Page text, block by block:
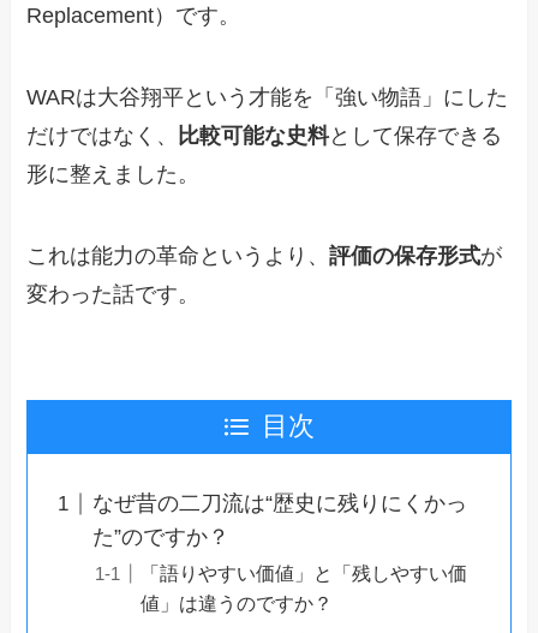
Replacement）です。
WARは大谷翔平という才能を「強い物語」にした
だけではなく、
比較可能な史料として保存できる
形に整えました。
これは能力の革命というより、評価の保存形式が
変わった話です。
目次
なぜ昔の二刀流は“歴史に残りにくかっ
た”のですか？
「語りやすい価値」と「残しやすい価
値」は違うのですか？